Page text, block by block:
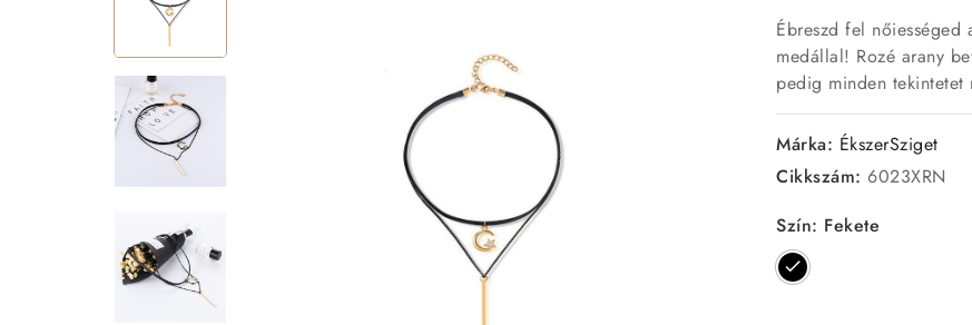
Ébreszd fel
medállal! Rozé arany
pedig minden tekintetet
Márka: ÉkszerSziget
Cikkszám: 6023XRN
Szín: Fekete
Fekete